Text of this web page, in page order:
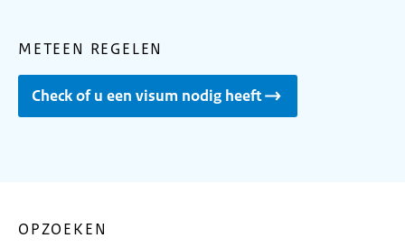
METEEN REGELEN
Check of u een visum nodig heeft
OPZOEKEN